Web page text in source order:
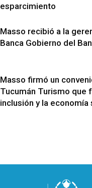
esparcimiento
Masso recibió a la
Banca Gobierno del
Masso firmó un
Tucumán Turismo que
inclusión y la economía